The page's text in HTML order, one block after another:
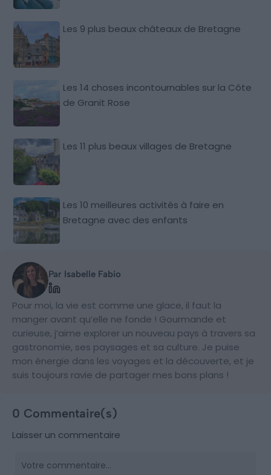
Les 9 plus beaux châteaux de Bretagne
Les 14 choses incontournables sur la Côte
de Granit Rose
Les 11 plus beaux villages de Bretagne
Les 10 meilleures activités à faire en
Bretagne avec des enfants
Par Isabelle Fabio
Pour moi, la vie est comme une glace, il faut la
manger avant qu’elle ne fonde ! Gourmande et
curieuse, j’aime explorer un nouveau pays à travers sa
gastronomie, ses paysages et sa culture. Je puise
mon énergie dans les voyages et la découverte, et je
suis toujours ravie de partager mes bons plans !
0 Commentaire(s)
Laisser un commentaire